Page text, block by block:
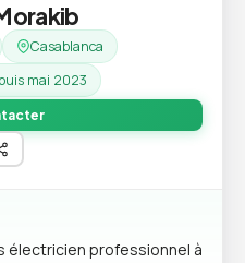
Casablanca
mai 2023
électricien professionnel à